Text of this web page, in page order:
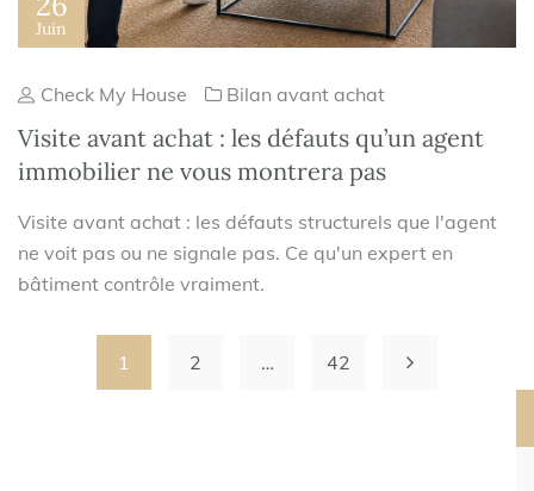
Juin
Check My House Bilan avant achat
Visite avant achat : les défauts qu’un agent
immobilier ne vous montrera pas
Visite avant achat : les défauts structurels que l'agent
ne voit pas ou ne signale pas. Ce qu'un expert en
bâtiment contrôle vraiment.
1 2 … 42